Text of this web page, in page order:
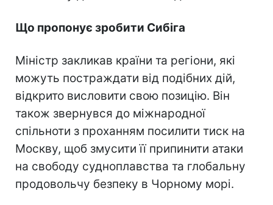
Що пропонує зробити Сибіга
Міністр закликав країни та регіони, які
можуть постраждати від подібних дій,
відкрито висловити свою позицію. Він
також звернувся до міжнародної
спільноти з проханням посилити тиск на
Москву, щоб змусити її припинити атаки
на свободу судноплавства та глобальну
продовольчу безпеку в Чорному морі.